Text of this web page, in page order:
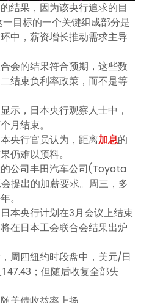
结果，因为该央行追求的目
目标的一个关键组成部分是
中，薪资增长推动需求主导
会的结果符合预期，这些数
结束负利率政策，而不是等
示，日本央行观察人士中，
月结束。
央行官员认为，距离加息的
仍难以预料。
公司丰田汽车公司(Toyota
提出的加薪要求。周三，多
。
本央行计划在3月会议上结束
在日本工会联合会结果出炉
周四纽约时段盘中，美元/日
；但随后收复全部失